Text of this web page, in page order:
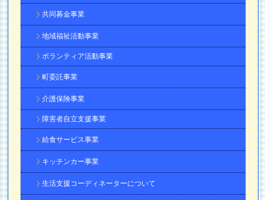
共同募金事業
地域福祉活動事業
ボランティア活動事業
町委託事業
介護保険事業
障害者自立支援事業
給食サービス事業
キッチンカー事業
生活支援コーディネーターについて